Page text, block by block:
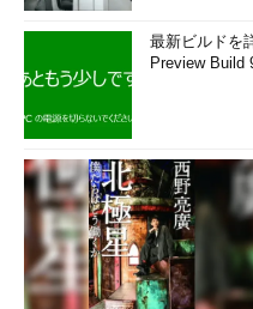
最新ビルドを
Preview Build